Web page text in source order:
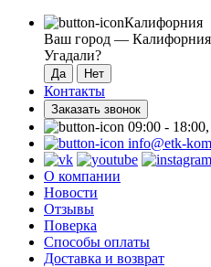
Калифорния
Ваш город — Калифорния
Угадали?
Контакты
Заказать звонок
09:00 -
info@etk-
О компании
Новости
Отзывы
Поверка
Способы оплаты
Доставка и возврат